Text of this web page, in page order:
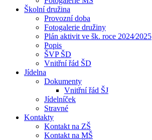
Školní družina
Provozní doba
Fotogalerie družiny
Plán aktivit ve šk. roce 2024⁄2025
Popis
ŠVP ŠD
Vnitřní řád ŠD
Jídelna
Dokumenty
Vnitřní řád ŠJ
Jídelníček
Stravné
Kontakty
Kontakt na ZŠ
Kontakt na MŠ